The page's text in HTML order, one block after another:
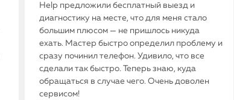
Help предложили бесплатный выезд и
диагностику на месте, что для меня стало
большим плюсом — не пришлось никуда
ехать. Мастер быстро определил проблему и
сразу починил телефон. Удивило, что все
сделали так быстро. Теперь знаю, куда
обращаться в случае чего. Очень доволен
сервисом!